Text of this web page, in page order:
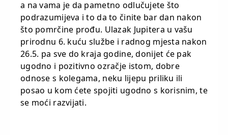
a na vama je da pametno odlučujete što
podrazumijeva i to da to činite bar dan nakon
što pomrčine prođu. Ulazak Jupitera u vašu
prirodnu 6. kuću službe i radnog mjesta nakon
26.5. pa sve do kraja godine, donijet će pak
ugodno i pozitivno ozračje istom, dobre
odnose s kolegama, neku lijepu priliku ili
posao u kom ćete spojiti ugodno s korisnim, te
se moći razvijati.